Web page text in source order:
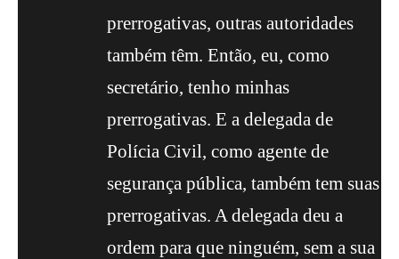
prerrogativas, outras autoridades
também têm. Então, eu, como
secretário, tenho minhas
prerrogativas. E a delegada de
Polícia Civil, como agente de
segurança pública, também tem suas
prerrogativas. A delegada deu a
ordem para que ninguém, sem a sua